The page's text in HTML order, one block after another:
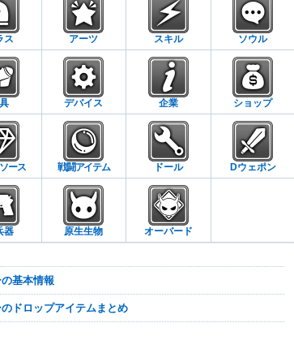
ス アーツ スキル ソウル
デバイス 企業 ショップ
ース 戦闘アイテム ドール Dウェポン
器 原生生物 オーバード
の基本情報
のドロップアイテムまとめ